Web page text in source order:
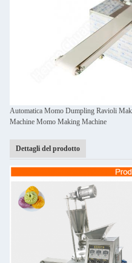
Automatica Momo Dumpling Ravioli
Machine Momo Making Machine
Dettagli del prodotto